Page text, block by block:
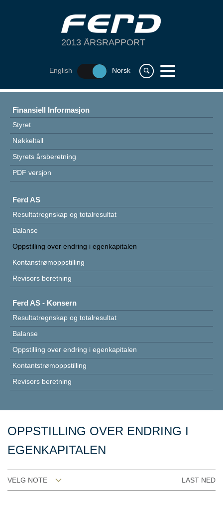
2013 ÅRSRAPPORT
English Norsk s m
FINANSIELL INFORMASJON
Finansiell Informasjon
Styret
Nøkkeltall
Styrets årsberetning
PDF versjon
Ferd AS
Resultatregnskap og totalresultat
Balanse
Oppstilling over endring i egenkapitalen
Kontanstrømoppstilling
Revisors beretning
Ferd AS - Konsern
Resultatregnskap og totalresultat
Balanse
Oppstilling over endring i egenkapitalen
Kontantstrømoppstilling
Revisors beretning
OPPSTILLING OVER ENDRING I
EGENKAPITALEN
VELG NOTE LAST NED